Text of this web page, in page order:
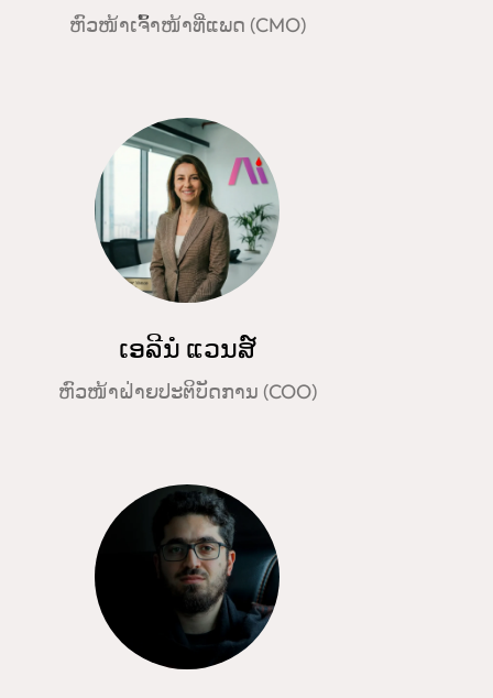
ຫົວໜ້າເຈົ້າໜ້າທີ່ແພດ (CMO)
ເອລີນໍ ແວນສ໌
ຫົວໜ້າຝ່າຍປະຕິບັດການ (COO)